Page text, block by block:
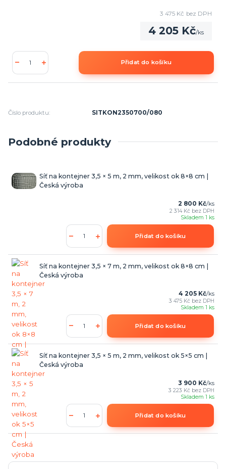
4 205 Kč/ks
3 475 Kč bez DPH
Přidat do košíku
Číslo produktu: SITKON2350700/080
Podobné produkty
Síť na kontejner 3,5 × 5 m, 2 mm, velikost ok 8×8 cm |
Česká výroba
2 800 Kč/ks
2 314 Kč bez DPH
Skladem 1 ks
Přidat do košíku
Síť na kontejner 3,5 × 7 m, 2 mm, velikost ok 8×8 cm |
Česká výroba
4 205 Kč/ks
3 475 Kč bez DPH
Skladem 1 ks
Přidat do košíku
Síť na kontejner 3,5 × 5 m, 2 mm, velikost ok 5×5 cm |
Česká výroba
3 900 Kč/ks
3 223 Kč bez DPH
Skladem 1 ks
Přidat do košíku